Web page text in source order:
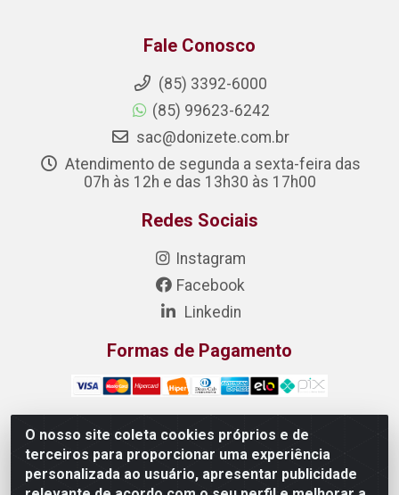
O nosso site coleta cookies próprios e de
terceiros para proporcionar uma experiência
personalizada ao usuário, apresentar publicidade
Fale Conosco
(85) 3392-6000
(85) 99623-6242
sac@donizete.com.br
Atendimento de segunda a sexta-feira das
07h às 12h e das 13h30 às 17h00
Redes Sociais
Instagram
Facebook
Linkedin
Formas de Pagamento
DONIZETE DISTRIBUIDORA DE ALIMENTOS S/A - Rua
Raimundo Matias, 377 - Pedras, Itaitinga/CE - CEP